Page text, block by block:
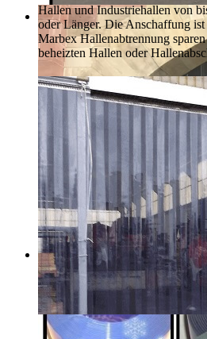
Hallen und Industriehallen von
oder Länger. Die Anschaffung
Marbex Hallenabtrennung
beheizten Hallen oder